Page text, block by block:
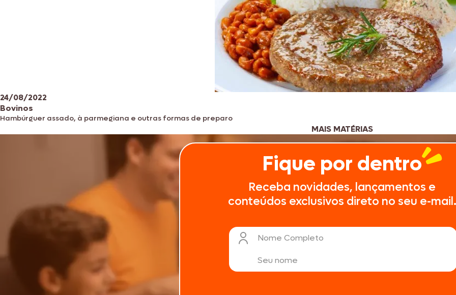
24/08/2022
Bovinos
Hambúrguer assado, à parmegiana e outras formas de preparo
MAIS MATÉRIAS
Fique por dentro
Receba novidades, lançamentos e
conteúdos exclusivos direto no seu e-mail.
Nome Completo